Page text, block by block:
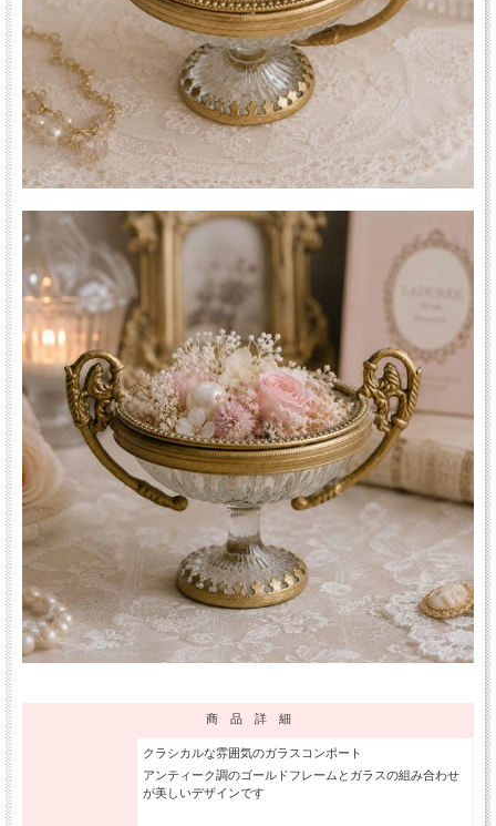
商 品 詳 細
クラシカルな雰囲気のガラスコンポート
アンティーク調のゴールドフレームとガラスの組み合わせ
が美しいデザインです